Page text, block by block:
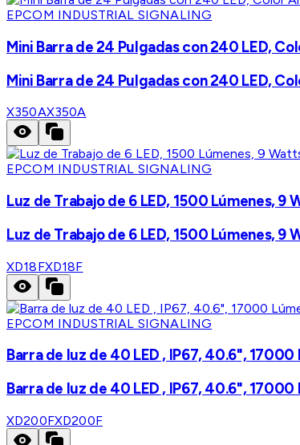
EPCOM INDUSTRIAL SIGNALING
Mini Barra de 24 Pulgadas con 240 LED,
Mini Barra de 24 Pulgadas con 240 LED,
X350AX350A
EPCOM INDUSTRIAL SIGNALING
Luz de Trabajo de 6 LED, 1500 Lúmenes, 9
Luz de Trabajo de 6 LED, 1500 Lúmenes, 9
XD18FXD18F
EPCOM INDUSTRIAL SIGNALING
Barra de luz de 40 LED , IP67, 40.6",
Barra de luz de 40 LED , IP67, 40.6",
XD200FXD200F